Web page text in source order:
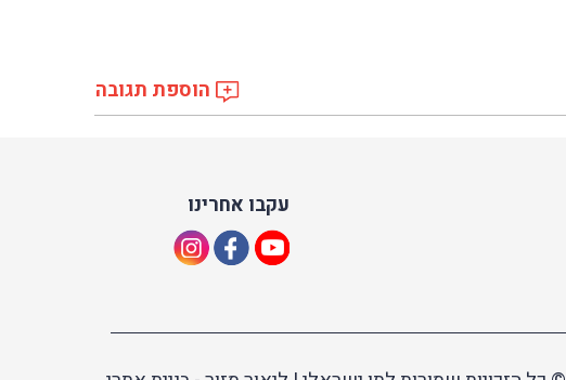
הוספת תגובה
עקבו אחרינו